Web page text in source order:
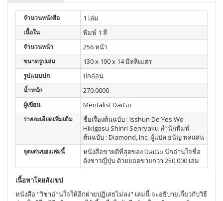
จำนวนหนังสือ 1 เล่ม
เนื้อใน พิมพ์ 1 สี
จำนวนหน้า 256 หน้า
ขนาดรูปเล่ม 130 x 190 x 14 มิลลิเมตร
รูปแบบปก ปกอ่อน
น้ำหนัก 270.0000
ผู้เขียน Mentalist DaiGo
รายละเอียดเพิ่มเติม
ชื่อเรื่องต้นฉบับ : Isshun De Yes Wo
Hikigasu Shinri Senryaku สำนักพิมพ์
ต้นฉบับ : Diamond, Inc. ผู้แปล ธนัญ พลแสน
จุดเด่นของเล่มนี้
หนังสือขายดีที่สุดของ DaiGo นักอ่านใจชื่อ
ดังชาวญี่ปุ่น ด้วยยอดขายกว่า 250,000 เล่ม
เนื้อหาโดยสังเขป
หนังสือ "วิชาอ่านใจให้อีกฝ่ายปฏิเสธไม่ลง" เล่มนี้ จะอธิบายเกี่ยวกับวิธี